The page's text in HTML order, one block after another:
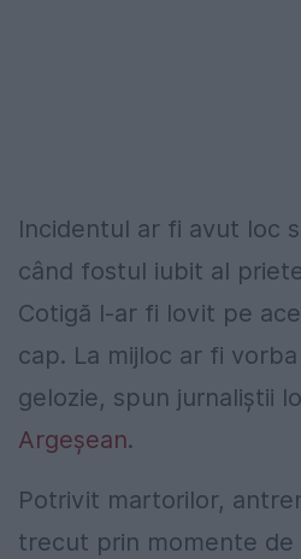
Incidentul ar fi avut loc
când fostul iubit al
Cotigă l-ar fi lovit pe
cap. La mijloc ar fi
gelozie, spun jurnaliștii
Argeșean.
Potrivit martorilor,
trecut prin momente de